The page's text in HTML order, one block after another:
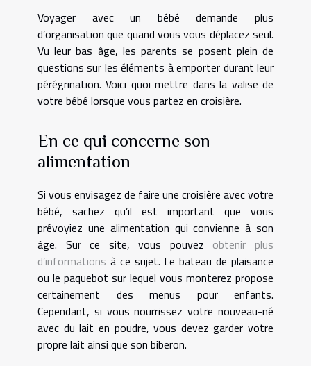
Voyager avec un bébé demande plus
d’organisation que quand vous vous déplacez seul.
Vu leur bas âge, les parents se posent plein de
questions sur les éléments à emporter durant leur
pérégrination. Voici quoi mettre dans la valise de
votre bébé lorsque vous partez en croisière.
En ce qui concerne son
alimentation
Si vous envisagez de faire une croisière avec votre
bébé, sachez qu’il est important que vous
prévoyiez une alimentation qui convienne à son
âge. Sur ce site, vous pouvez obtenir plus
d’informations à ce sujet. Le bateau de plaisance
ou le paquebot sur lequel vous monterez propose
certainement des menus pour enfants.
Cependant, si vous nourrissez votre nouveau-né
avec du lait en poudre, vous devez garder votre
propre lait ainsi que son biberon.